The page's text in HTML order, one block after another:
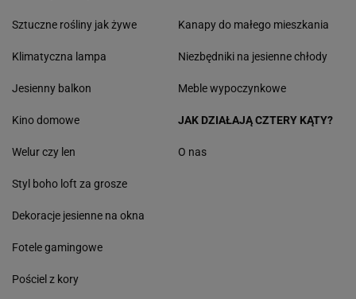
Sztuczne rośliny jak żywe
Klimatyczna lampa
Jesienny balkon
Kanapy do małego mieszkania
Niezbędniki na jesienne chłody
Meble wypoczynkowe
Kino domowe
Welur czy len
Styl boho loft za grosze
Dekoracje jesienne na okna
Fotele gamingowe
Pościel z kory
JAK DZIAŁAJĄ CZTERY KĄTY?
O nas